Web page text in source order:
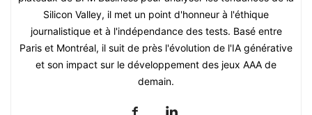
Silicon Valley, il met un point d'honneur à l'éthique
journalistique et à l'indépendance des tests. Basé entre
Paris et Montréal, il suit de près l'évolution de l'IA générative
et son impact sur le développement des jeux AAA de
demain.